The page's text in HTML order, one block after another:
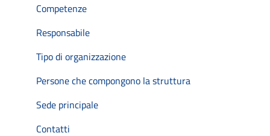
Competenze
Responsabile
Tipo di organizzazione
Persone che compongono la struttura
Sede principale
Contatti